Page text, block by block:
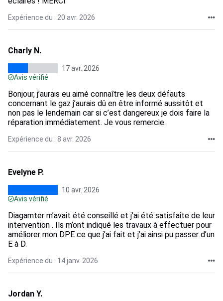
Expérience du : 20 avr. 2026
Charly N.
17 avr. 2026
Avis vérifié
Bonjour, j’aurais eu aimé connaître les deux défauts
concernant le gaz j’aurais dû en être informé aussitôt et
non pas le lendemain car si c’est dangereux je dois faire la
réparation immédiatement. Je vous remercie.
Expérience du : 8 avr. 2026
Evelyne P.
10 avr. 2026
Avis vérifié
Diagamter m’avait été conseillé et j’ai été satisfaite de leur
intervention . Ils m’ont indiqué les travaux à effectuer pour
améliorer mon DPE ce que j’ai fait et j’ai ainsi pu passer d’un
E à D.
Expérience du : 14 janv. 2026
Jordan Y.